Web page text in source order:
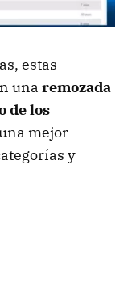
estas
una remozada
de los
mejor
y